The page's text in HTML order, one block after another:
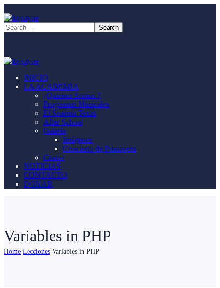
INICIO
LA ACADEMIA
¿Quienes Somos ?
Programas Musicales
El Sistema Texas
After School
Galería
Imágenes
Concierto de Primavera
Costos
NOTICIAS
CONTACTO
DONAR
Variables in PHP
Home Lecciones Variables in PHP